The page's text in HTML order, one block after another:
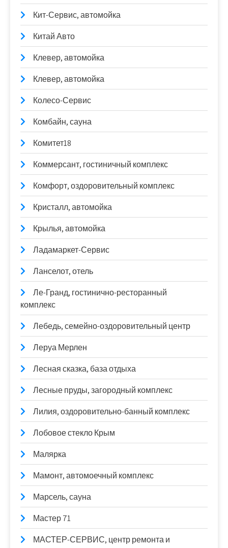
Кит-Сервис, автомойка
Китай Авто
Клевер, автомойка
Клевер, автомойка
Колесо-Сервис
Комбайн, сауна
Комитет18
Коммерсант, гостиничный комплекс
Комфорт, оздоровительный комплекс
Кристалл, автомойка
Крылья, автомойка
Ладамаркет-Сервис
Ланселот, отель
Ле-Гранд, гостинично-ресторанный
комплекс
Лебедь, семейно-оздоровительный центр
Леруа Мерлен
Лесная сказка, база отдыха
Лесные пруды, загородный комплекс
Лилия, оздоровительно-банный комплекс
Лобовое стекло Крым
Малярка
Мамонт, автомоечный комплекс
Марсель, сауна
Мастер 71
МАСТЕР-СЕРВИС, центр ремонта и